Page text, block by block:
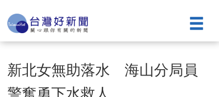
新北女無助落水 海山分局員
警奮勇下水救人